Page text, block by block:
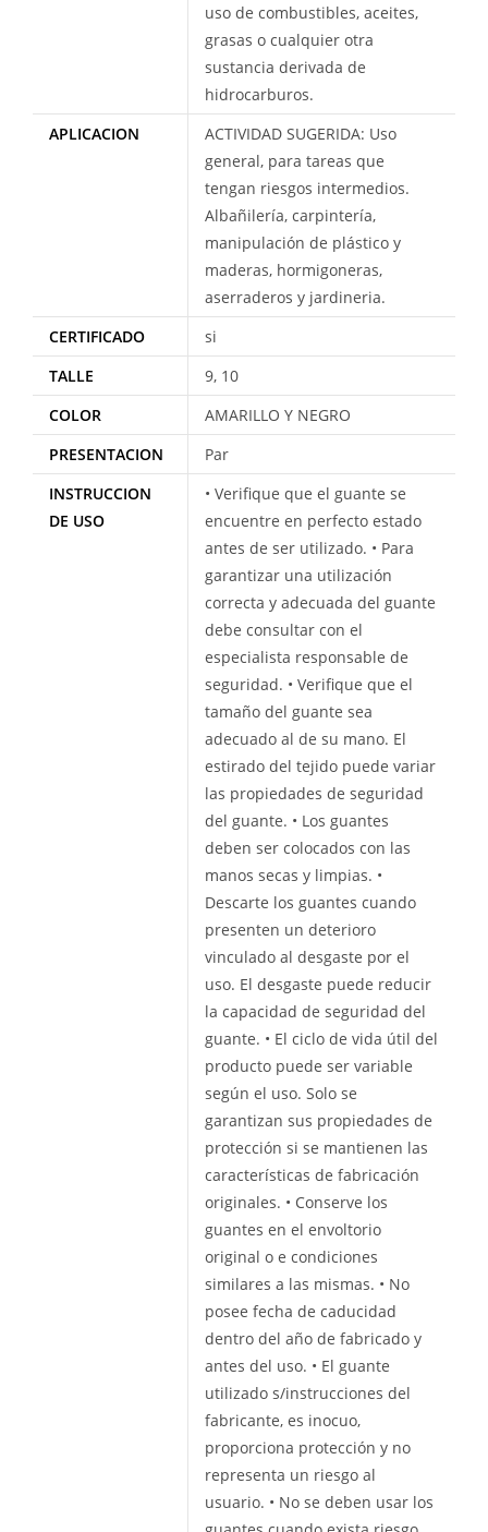
uso de combustibles, aceites,
grasas o cualquier otra
sustancia derivada de
hidrocarburos.
APLICACION
ACTIVIDAD SUGERIDA: Uso
general, para tareas que
tengan riesgos intermedios.
Albañilería, carpintería,
manipulación de plástico y
maderas, hormigoneras,
aserraderos y jardineria.
CERTIFICADO
si
TALLE
9, 10
COLOR
AMARILLO Y NEGRO
PRESENTACION
Par
INSTRUCCION
DE USO
• Verifique que el guante se
encuentre en perfecto estado
antes de ser utilizado. • Para
garantizar una utilización
correcta y adecuada del guante
debe consultar con el
especialista responsable de
seguridad. • Verifique que el
tamaño del guante sea
adecuado al de su mano. El
estirado del tejido puede variar
las propiedades de seguridad
del guante. • Los guantes
deben ser colocados con las
manos secas y limpias. •
Descarte los guantes cuando
presenten un deterioro
vinculado al desgaste por el
uso. El desgaste puede reducir
la capacidad de seguridad del
guante. • El ciclo de vida útil del
producto puede ser variable
según el uso. Solo se
garantizan sus propiedades de
protección si se mantienen las
características de fabricación
originales. • Conserve los
guantes en el envoltorio
original o e condiciones
similares a las mismas. • No
posee fecha de caducidad
dentro del año de fabricado y
antes del uso. • El guante
utilizado s/instrucciones del
fabricante, es inocuo,
proporciona protección y no
representa un riesgo al
usuario. • No se deben usar los